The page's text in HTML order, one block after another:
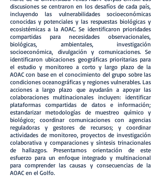
discusiones se centraron en los desafíos de cada país,
incluyendo las vulnerabilidades socioeconómicas
conocidas y potenciales y las respuestas biológicas y
ecosistémicas a la AOAC. Se identificaron prioridades
compartidas para necesidades observacionales,
biológicas, ambientales, investigación
socioeconómica, divulgación y comunicaciones. Se
identificaron ubicaciones geográficas prioritarias para
el estudio y monitoreo a corto y largo plazo de la
AOAC con base en el conocimiento del grupo sobre las
condiciones oceanográficas y regiones vulnerables. Las
acciones a largo plazo que ayudarán a apoyar las
colaboraciones multinacionales incluyen: identificar
plataformas compartidas de datos e información;
estandarizar metodologías de muestreo químico y
biológico; coordinar comunicaciones con agencias
reguladoras y gestores de recursos; y coordinar
actividades de monitoreo, proyectos de investigación
colaborativa y comparaciones y síntesis trinacionales
de hallazgos. Presentamos orientación de este
esfuerzo para un enfoque integrado y multinacional
para comprender las causas y consecuencias de la
AOAC en el Golfo.